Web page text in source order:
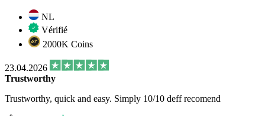
NL
Vérifié
2000K Coins
23.04.2026
Trustworthy
Trustworthy, quick and easy. Simply 10/10 deff recomend